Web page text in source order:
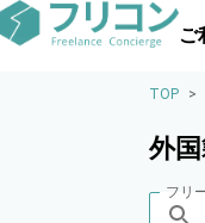
ご
TOP >
外
フリ